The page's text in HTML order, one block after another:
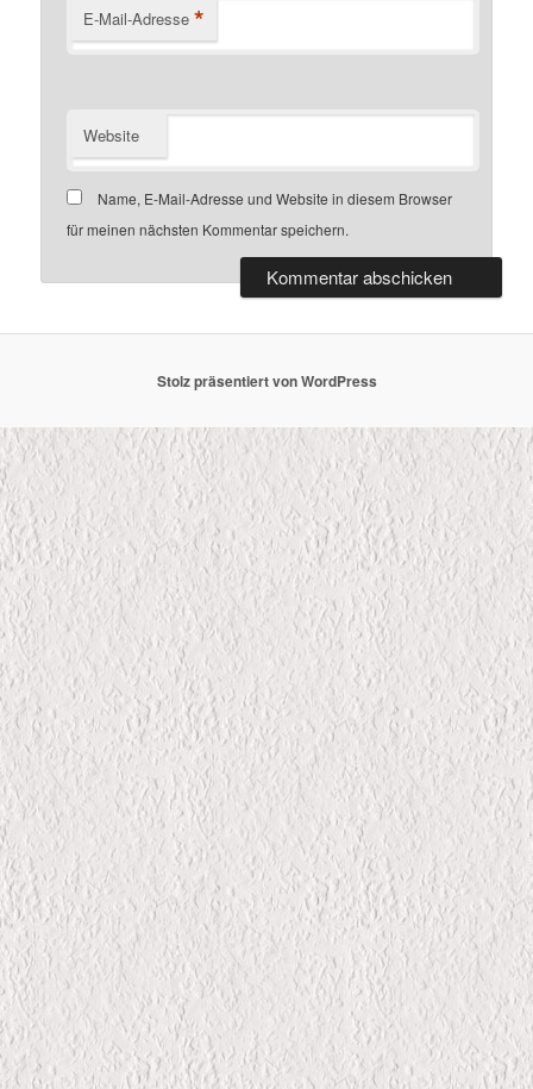
E-Mail-Adresse *
Website
Name, E-Mail-Adresse und Website in diesem Browser
für meinen nächsten Kommentar speichern.
Stolz präsentiert von WordPress